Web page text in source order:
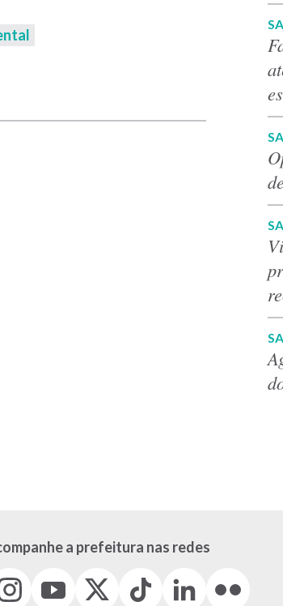
a prefeitura nas redes
(link
(Antigo
Tiktok
(link
LinkedIn
(link
(link